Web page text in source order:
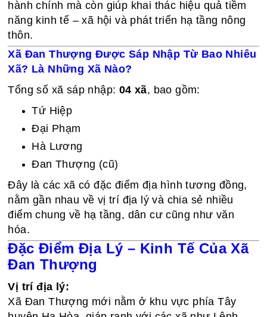
hành chính mà còn giúp khai thác hiệu quả tiềm
năng kinh tế – xã hội và phát triển hạ tầng nông
thôn.
Xã Đan Thượng Được Sáp Nhập Từ Bao Nhiêu
Xã? Là Những Xã Nào?
Tổng số xã sáp nhập: 04 xã, bao gồm:
Tứ Hiệp
Đại Phạm
Hà Lương
Đan Thượng (cũ)
Đây là các xã có đặc điểm địa hình tương đồng,
nằm gần nhau về vị trí địa lý và chia sẻ nhiều
điểm chung về hạ tầng, dân cư cũng như văn
hóa.
Đặc Điểm Địa Lý – Kinh Tế Của Xã
Đan Thượng
Vị trí địa lý:
Xã Đan Thượng mới nằm ở khu vực phía Tây